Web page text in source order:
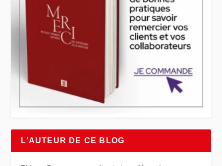
L’AUTEUR DE CE BLOG